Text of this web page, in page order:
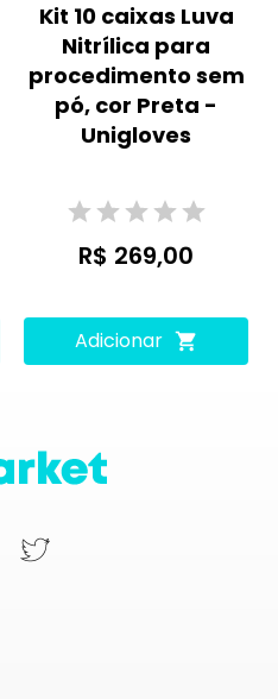
Kit 10 caixas Luva
Nitrílica para
procedimento sem
pó, cor Preta -
Unigloves
R$ 269,00
Adicionar